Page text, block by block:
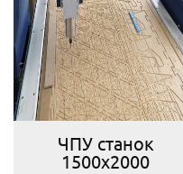
ЧПУ станок
1500х2000